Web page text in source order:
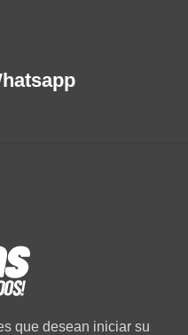
que desean iniciar su